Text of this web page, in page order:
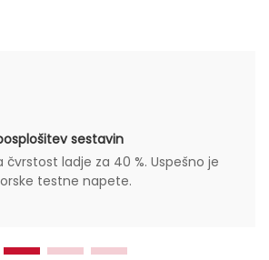
sestavin
čvrstost ladje za 40 %. Uspešno je
testne napete.